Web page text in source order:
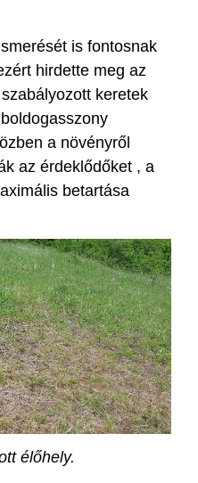
is fontosnak
hirdette meg az
keretek
a növényről
az érdeklődőket , a
betartása
élőhely.